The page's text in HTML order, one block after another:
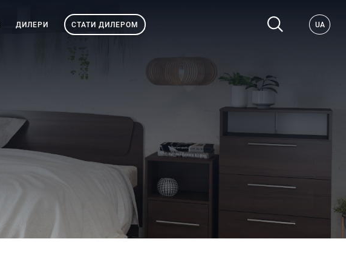
ДИЛЕРИ СТАТИ ДИЛЕРОМ UA